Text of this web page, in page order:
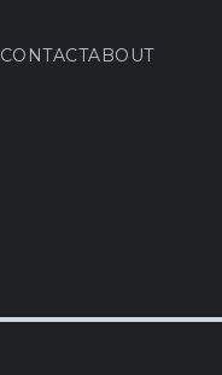
CONTACTABOUT